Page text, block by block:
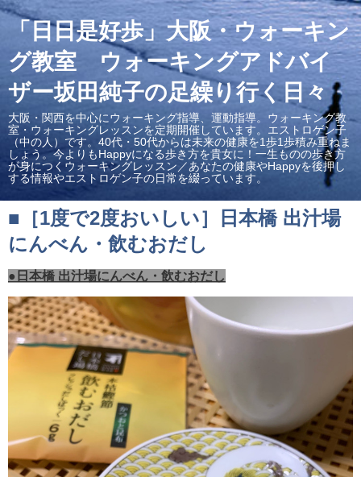
「日日是好歩」大阪・ウォーキン
グ教室 ウォーキングアドバイ
ザー坂田純子の足繰り行く日々
大阪・関西を中心にウォーキング指導、運動指導。ウォーキング教
室・ウォーキングレッスンを定期開催しています。エストロゲン子
（中の人）です。40代・50代からは未来の健康を1歩1歩積み重ねま
しょう。今よりもHappyになる歩き方を貴女に！一生ものの歩き方
が身につくウォーキングレッスン／あなたの健康やHappyを後押し
する情報やエストロゲン子の日常を綴っています。
■［1度で2度おいしい］日本橋 出汁場
にんべん・飲むおだし
●日本橋 出汁場にんべん・飲むおだし